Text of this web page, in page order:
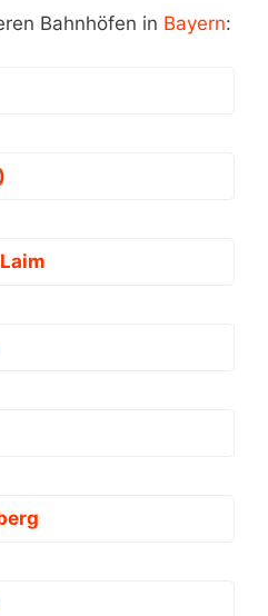
Bahnhöfen in Bayern: